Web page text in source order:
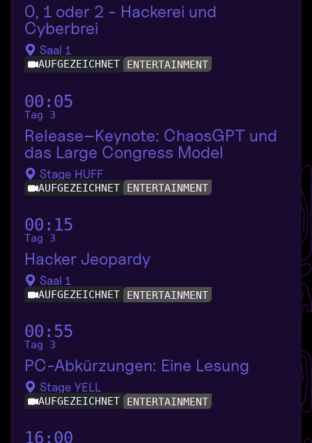
0, 1 oder 2 - Hackerei und
Cyberbrei
Saal 1
AUFGEZEICHNET ENTERTAINMENT
00:05
Tag 3
Release–Keynote: ChaosGPT und
das Large Congress Model
Stage HUFF
AUFGEZEICHNET ENTERTAINMENT
00:15
Tag 3
Hacker Jeopardy
Saal 1
AUFGEZEICHNET ENTERTAINMENT
00:55
Tag 3
PC-Abkürzungen: Eine Lesung
Stage YELL
AUFGEZEICHNET ENTERTAINMENT
16:00